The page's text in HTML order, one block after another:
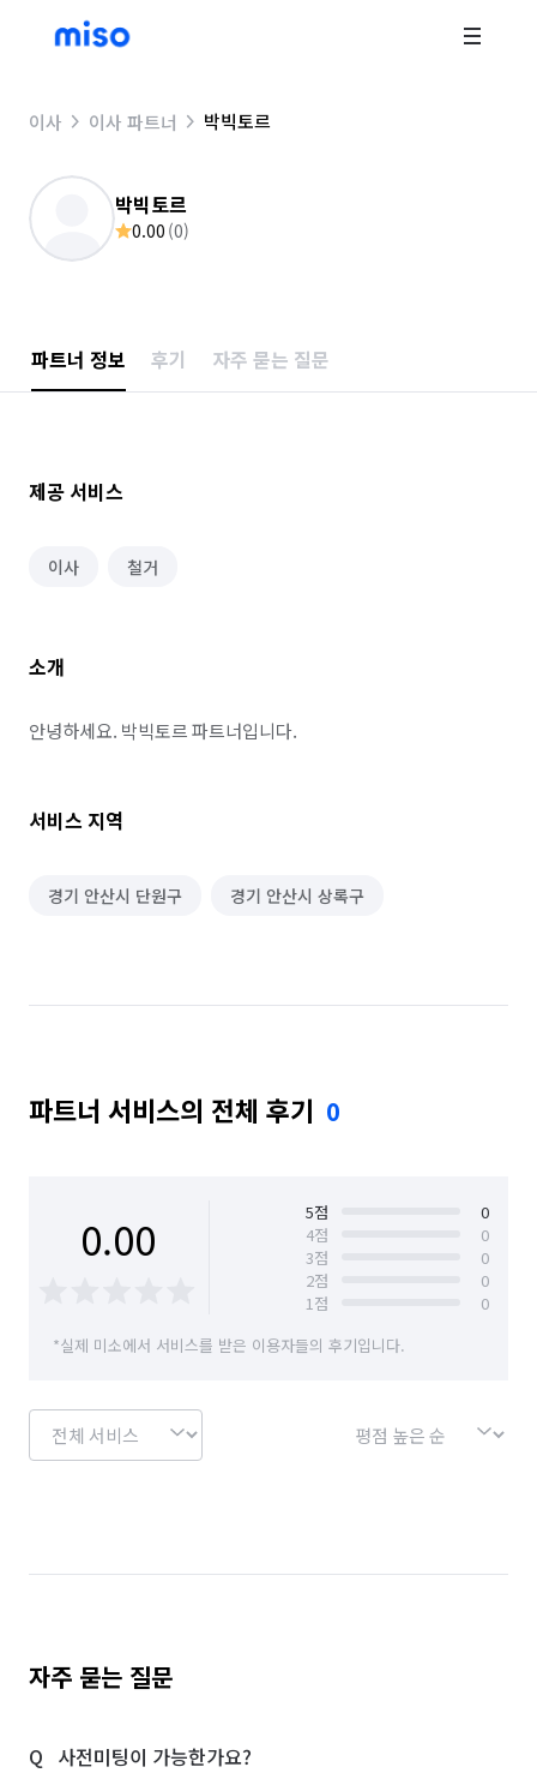
이사 이사 파트너 박빅토르
박빅토르
0.00 (0)
파트너 정보 후기 자주 묻는 질문
제공 서비스
이사 철거
소개
안녕하세요. 박빅토르 파트너입니다.
서비스 지역
경기 안산시 단원구 경기 안산시 상록구
파트너 서비스의 전체 후기 0
0.00 5점
0
4점
0
3점
0
2점
0
1점
0
*실제 미소에서 서비스를 받은 이용자들의 후기입니다.
자주 묻는 질문
사전미팅이 가능한가요?